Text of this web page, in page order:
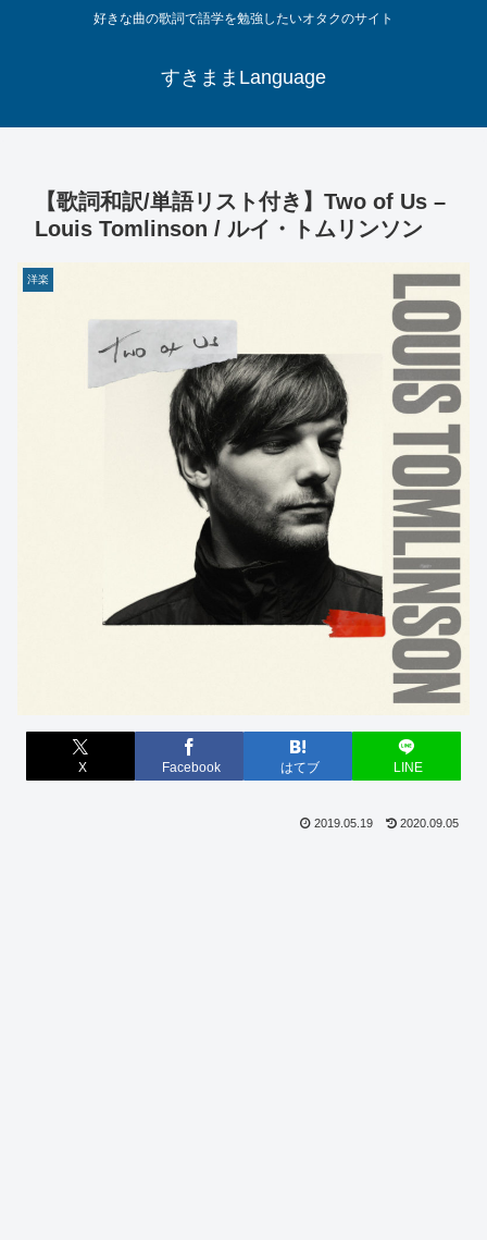
好きな曲の歌詞で語学を勉強したいオタクのサイト
すきままLanguage
【歌詞和訳/単語リスト付き】Two of Us –
Louis Tomlinson / ルイ・トムリンソン
洋楽
X Facebook はてブ LINE
2019.05.19 2020.09.05